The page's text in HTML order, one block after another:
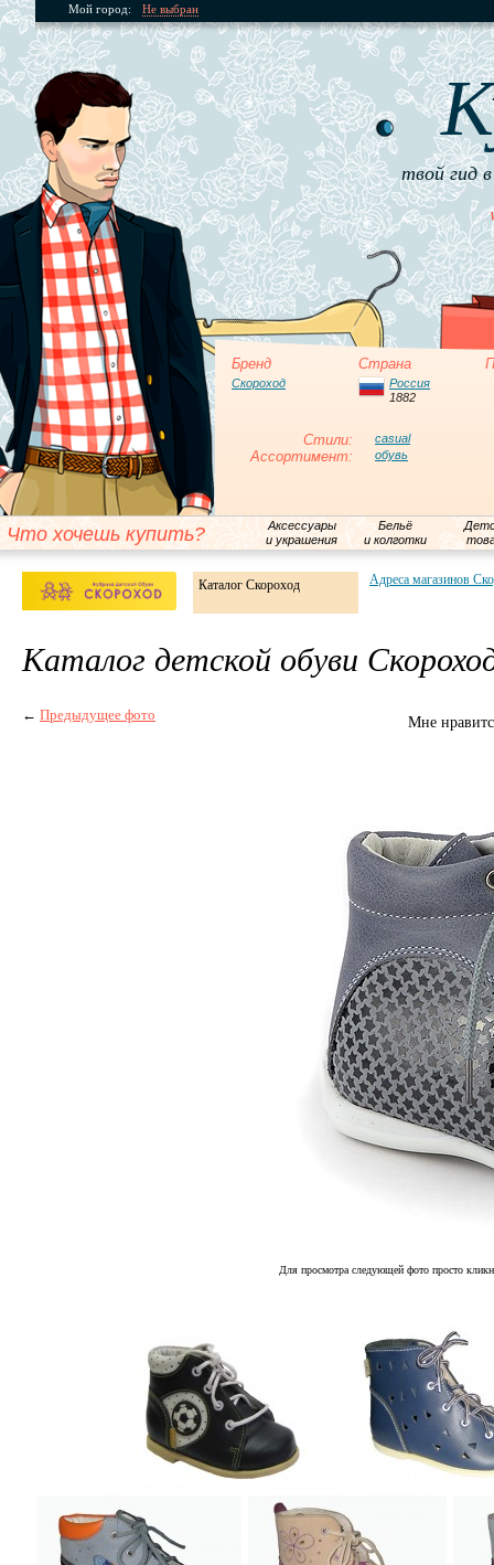
Мой город: Не выбран
твой гид
Бренд Страна
Скороход
Россия
1882
Стили: casual
Ассортимент: обувь
Что хочешь купить?
Аксессуары
и украшения
Бельё
и колготки
Каталог Скороход Адреса магазинов
Каталог детской обуви
← Предыдущее фото Мне
Для просмотра следующей фото просто